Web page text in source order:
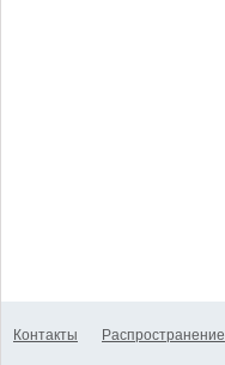
Контакты Распространение